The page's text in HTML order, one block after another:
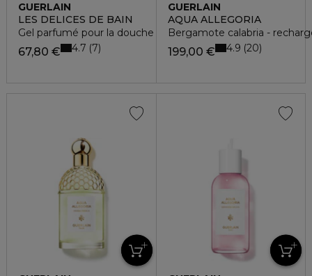
GUERLAIN
LES DELICES DE BAIN
Gel parfumé pour la douche
67,80 € 4.7 7
GUERLAIN
AQUA ALLEGORIA
Bergamote calabria -
199,00 € 4.9 20